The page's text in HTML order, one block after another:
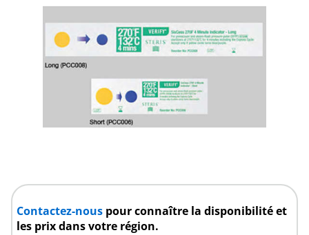
Contactez-nous pour connaître la disponibilité et
les prix dans votre région.